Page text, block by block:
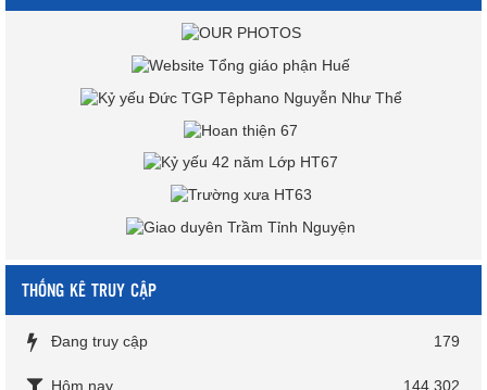
THỐNG KÊ TRUY CẬP
Đang truy cập 179
Hôm nay
144,302